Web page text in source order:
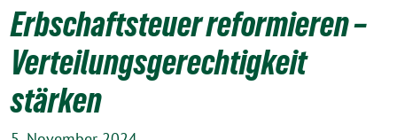
Erbschaftsteuer reformieren –
Verteilungsgerechtigkeit
stärken